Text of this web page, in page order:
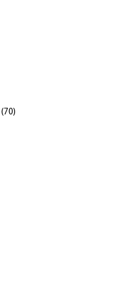
(70)